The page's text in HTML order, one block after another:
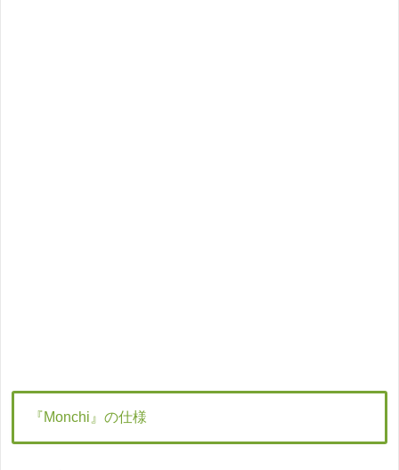
『Monchi』の仕様